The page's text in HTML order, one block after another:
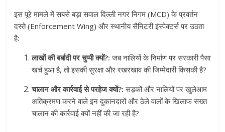
इस पूरे मामले में सबसे बड़ा सवाल दिल्ली नगर निगम (MCD) के प्रवर्तन
दस्ते (Enforcement Wing) और स्थानीय सैनिटरी इंस्पेक्टर्स पर उठता
है:
लाखों की बर्बादी पर चुप्पी क्यों?: जब नालियों के निर्माण पर सरकारी पैसा
खर्च हुआ है, तो इसकी सुरक्षा और रखरखाव की जिम्मेदारी किसकी है?
चालान और कार्रवाई से परहेज क्यों?: सड़कों और नालियों पर खुलेआम
अतिक्रमण करने वाले इन दुकानदारों और ठेले वालों के खिलाफ सख्त
चालान की कार्रवाई क्यों नहीं की जा रही है?